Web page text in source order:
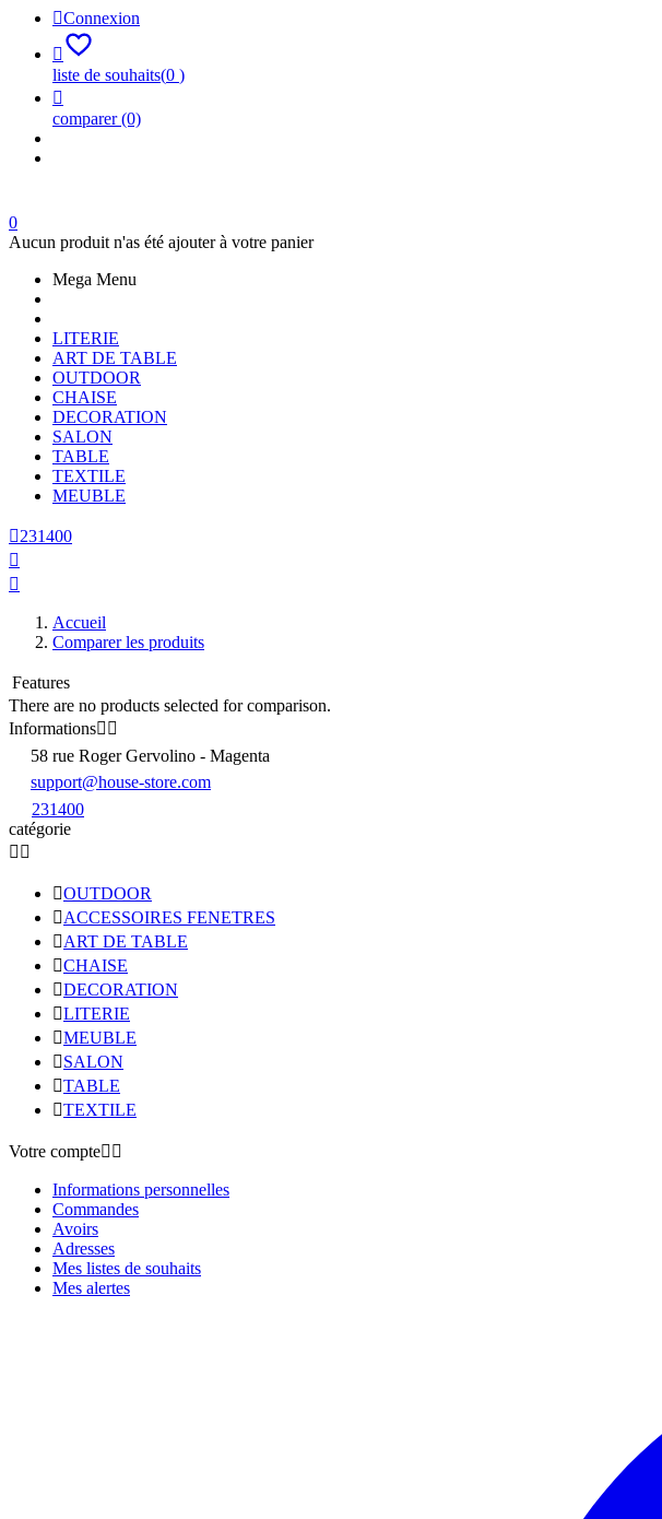
Connexion

liste de souhaits(0 )

comparer(0)
0
Aucun produit n'as été ajouter à votre panier
Mega Menu
LITERIE
ART DE TABLE
OUTDOOR
CHAISE
DECORATION
SALON
TABLE
TEXTILE
MEUBLE
231400


Accueil
Comparer les produits
Features
There are no products selected for comparison.
Informations 
58 rue Roger Gervolino - Magenta
support@house-store.com
231400
catégorie
 
OUTDOOR
ACCESSOIRES FENETRES
ART DE TABLE
CHAISE
DECORATION
LITERIE
MEUBLE
SALON
TABLE
TEXTILE
Votre compte 
Informations personnelles
Commandes
Avoirs
Adresses
Mes listes de souhaits
Mes alertes